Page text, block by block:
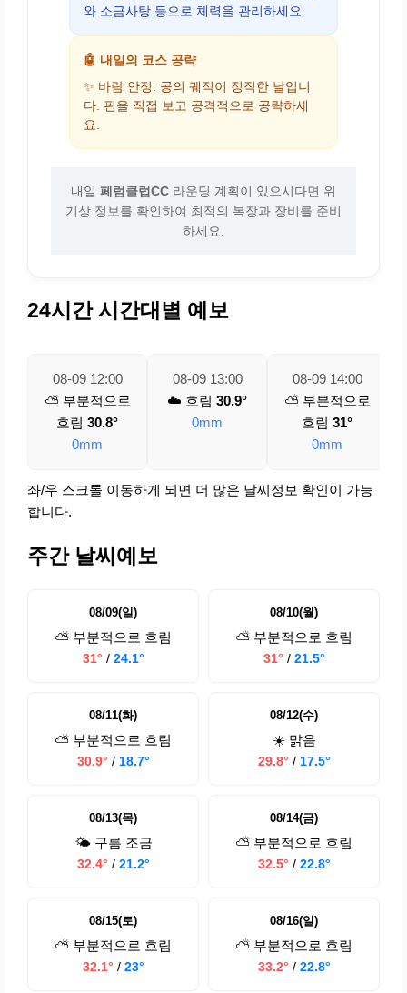
와 소금사탕 등으로 체력을 관리하세요.
🤖 내일의 코스 공략
✨ 바람 안정: 공의 궤적이 정직한 날입니
다. 핀을 직접 보고 공격적으로 공략하세
요.
내일 페럼클럽CC 라운딩 계획이 있으시다면 위
기상 정보를 확인하여 최적의 복장과 장비를 준비
하세요.
24시간 시간대별 예보
08-09 12:00
⛅ 부분적으로
흐림 30.8°
0mm
08-09 13:00
☁️ 흐림 30.9°
0mm
08-09 14:00
⛅ 부분적으로
흐림 31°
0mm
좌/우 스크롤 이동하게 되면 더 많은 날씨정보 확인이 가능
합니다.
주간 날씨예보
08/09(일)
⛅ 부분적으로 흐림
31° / 24.1°
08/10(월)
⛅ 부분적으로 흐림
31° / 21.5°
08/11(화)
⛅ 부분적으로 흐림
30.9° / 18.7°
08/12(수)
☀️ 맑음
29.8° / 17.5°
08/13(목)
🌤️ 구름 조금
32.4° / 21.2°
08/14(금)
⛅ 부분적으로 흐림
32.5° / 22.8°
08/15(토)
⛅ 부분적으로 흐림
32.1° / 23°
08/16(일)
⛅ 부분적으로 흐림
33.2° / 22.8°